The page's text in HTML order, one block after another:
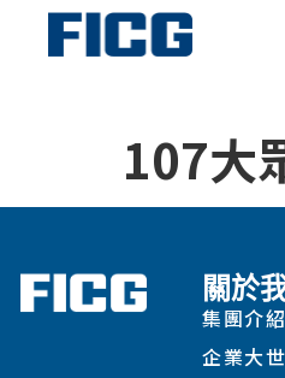
107大
關於
集團介紹
企業大